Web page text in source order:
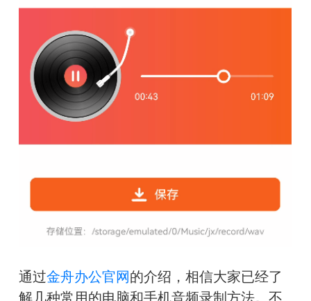
通过金舟办公官网的介绍，相信大家已经了
解几种常用的电脑和手机音频录制方法。不